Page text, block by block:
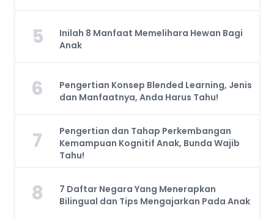
5
Inilah 8 Manfaat Memelihara Hewan Bagi
Anak
6
Pengertian Konsep Blended Learning, Jenis
dan Manfaatnya, Anda Harus Tahu!
7
Pengertian dan Tahap Perkembangan
Kemampuan Kognitif Anak, Bunda Wajib
Tahu!
8
7 Daftar Negara Yang Menerapkan
Bilingual dan Tips Mengajarkan Pada Anak